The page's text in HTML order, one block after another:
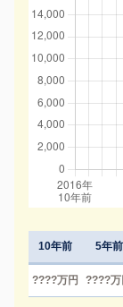
10年前 5年前
????万円 ????万